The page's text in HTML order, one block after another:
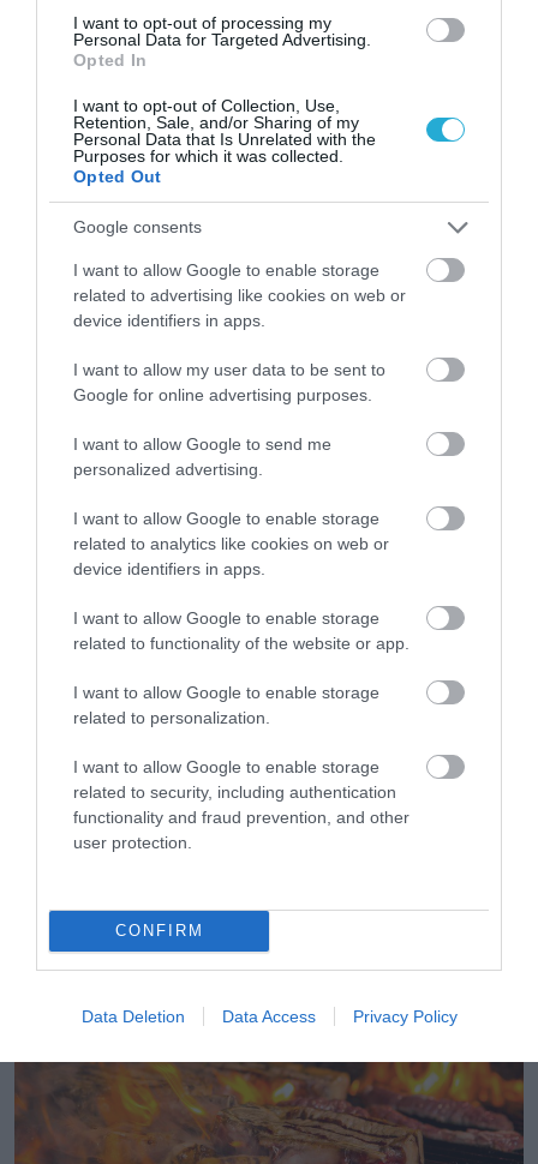
I want to opt-out of processing my
Personal Data for Targeted Advertising.
Opted In
I want to opt-out of Collection, Use,
Retention, Sale, and/or Sharing of my
Personal Data that Is Unrelated with the
Purposes for which it was collected.
Opted Out
Google consents
I want to allow Google to enable storage
related to advertising like cookies on web or
device identifiers in apps.
I want to allow my user data to be sent to
Google for online advertising purposes.
I want to allow Google to send me
personalized advertising.
I want to allow Google to enable storage
related to analytics like cookies on web or
device identifiers in apps.
I want to allow Google to enable storage
related to functionality of the website or app.
I want to allow Google to enable storage
related to personalization.
I want to allow Google to enable storage
related to security, including authentication
functionality and fraud prevention, and other
user protection.
CONFIRM
Data Deletion Data Access Privacy Policy
08.08.2026
ΕΛΓΕΚΑ: Προληπτική ανάκληση μαρμελάδας
– Κίνδυνος θραύσης στη γυάλινη
συσκευασία
08.08.2026
Νέο άλμα στις διεθνείς τιμές των τροφίμων